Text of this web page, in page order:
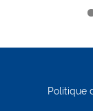
Politique